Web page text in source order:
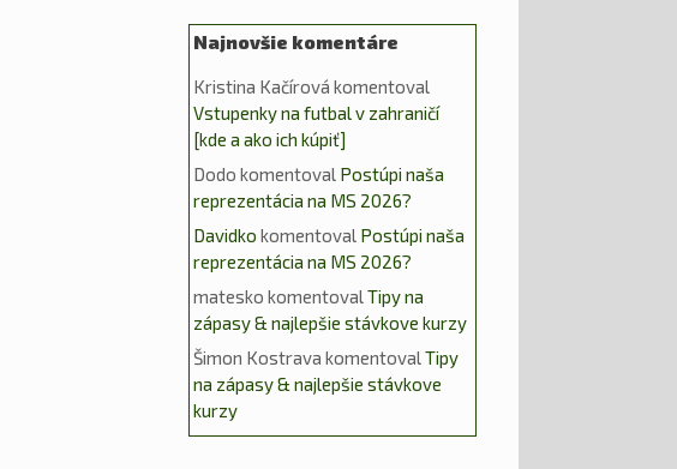
Najnovšie komentáre
Kristina Kačírová komentoval
Vstupenky na futbal v zahraničí
[kde a ako ich kúpiť]
Dodo komentoval Postúpi naša
reprezentácia na MS 2026?
Davidko komentoval Postúpi naša
reprezentácia na MS 2026?
matesko komentovalTipy na
zápasy & najlepšie stávkove kurzy
Šimon Kostrava komentovalTipy
na zápasy & najlepšie stávkove
kurzy